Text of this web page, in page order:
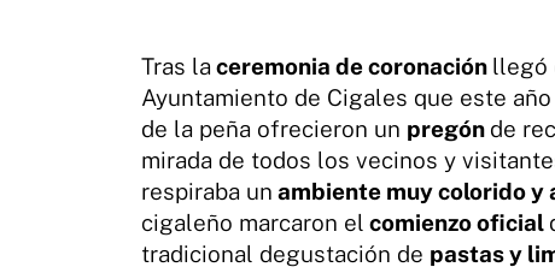
Tras la ceremonia de coronación llegó
Ayuntamiento de Cigales que este
de la peña ofrecieron un pregón de
mirada de todos los vecinos y
respiraba un ambiente muy colorido y
cigaleño marcaron el comienzo oficial
tradicional degustación de pastas y